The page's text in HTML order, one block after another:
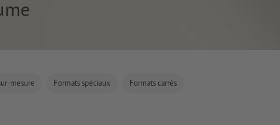
mesure Formats spéciaux Formats carrés